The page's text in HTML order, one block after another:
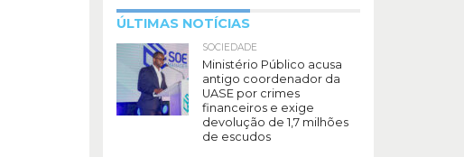
ÚLTIMAS NOTÍCIAS
SOCIEDADE
Ministério Público acusa
antigo coordenador da
UASE por crimes
financeiros e exige
devolução de 1,7 milhões
de escudos